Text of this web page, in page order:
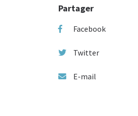
Partager
Facebook
Twitter
E-mail